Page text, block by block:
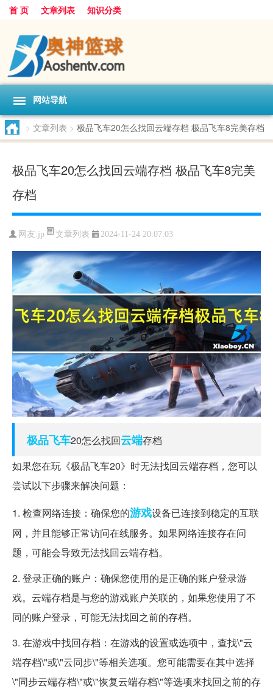
首 页 文章列表 知识分类
网站导航
> 文章列表 > 极品飞车20怎么找回云端存档 极品飞车8完美存档
极品飞车20怎么找回云端存档 极品飞车8完美
存档
网友:jp 文章列表 2024-11-24 20:07:03
极品飞车20怎么找回云端存档
如果您在玩《极品飞车20》时无法找回云端存档，您可以
尝试以下步骤来解决问题：
1. 检查网络连接：确保您的游戏设备已连接到稳定的互联
网，并且能够正常访问在线服务。如果网络连接存在问
题，可能会导致无法找回云端存档。
2. 登录正确的账户：确保您使用的是正确的账户登录游
戏。云端存档是与您的游戏账户关联的，如果您使用了不
同的账户登录，可能无法找回之前的存档。
3. 在游戏中找回存档：在游戏的设置或选项中，查找\"云
端存档\"或\"云同步\"等相关选项。您可能需要在其中选择
\"同步云端存档\"或\"恢复云端存档\"等选项来找回之前的存